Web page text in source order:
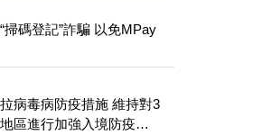
碼登記”詐騙 以免MPay
病毒病防疫措施 維持對3
區進行加強入境防疫措